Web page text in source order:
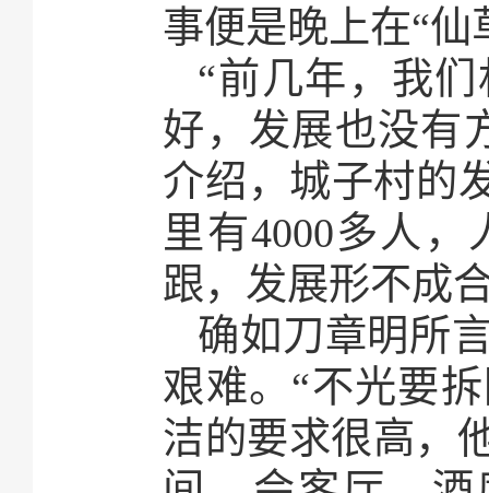
事便是晚上在“仙
“前几年，我
好，发展也没有
介绍，城子村的
里有4000多人
跟，发展形不成
确如刀章明所
艰难。“不光要
洁的要求很高，